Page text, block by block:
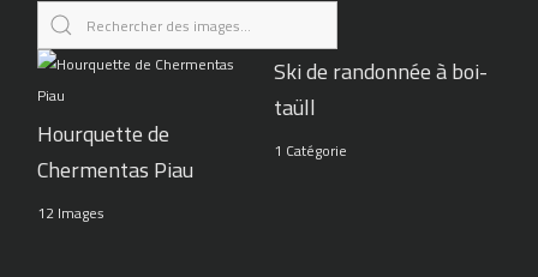
Hourquette de
Chermentas Piau
12 Images
Ski de randonnée à boi-
taüll
1 Catégorie